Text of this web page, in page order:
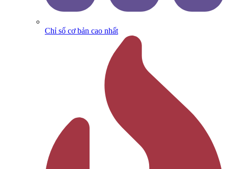
Chỉ số cơ bản cao nhất